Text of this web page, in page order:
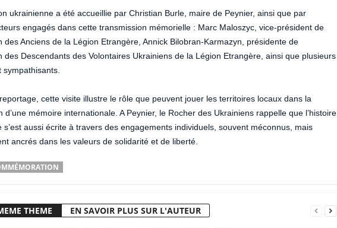
ukrainienne a été accueillie par Christian Burle, maire de Peynier, ainsi que par
engagés dans cette transmission mémorielle : Marc Maloszyc, vice-président de
des Anciens de la Légion Etrangère, Annick Bilobran-Karmazyn, présidente de
des Descendants des Volontaires Ukrainiens de la Légion Etrangère, ainsi que plusieurs
sympathisants.
cette visite illustre le rôle que peuvent jouer les territoires locaux dans la
d’une mémoire internationale. A Peynier, le Rocher des Ukrainiens rappelle que l’histoire
s’est aussi écrite à travers des engagements individuels, souvent méconnus, mais
ancrés dans les valeurs de solidarité et de liberté.
THEME EN SAVOIR PLUS SUR L'AUTEUR